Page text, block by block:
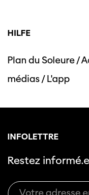
HILFE
Plan du Soleure/
médias /L'app
INFOLETTRE
Restez informé.e